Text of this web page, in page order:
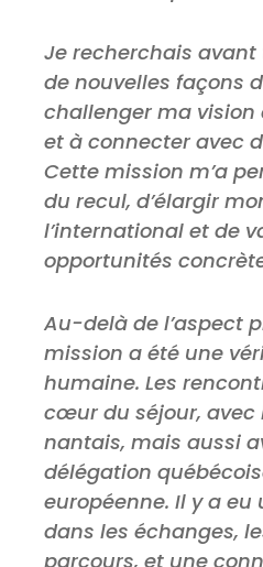
Je recherchais avant
de nouvelles façons
challenger ma
et à connecter avec
Cette mission m’a
du recul, d’élargir
l’international et de
opportunités
Au-delà de l’aspect
mission a été une
humaine. Les
cœur du séjour, avec
nantais, mais aussi
délégation
européenne. Il y a eu
dans les échanges,
parcours, et une